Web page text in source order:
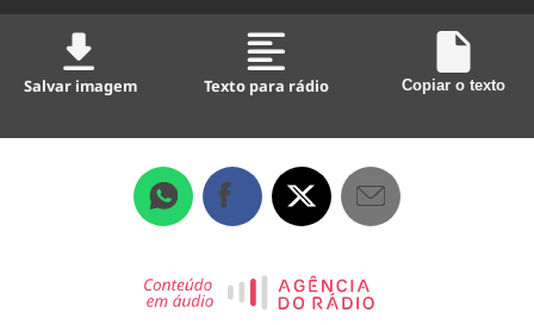
Salvar imagem Texto para rádio Copiar o texto